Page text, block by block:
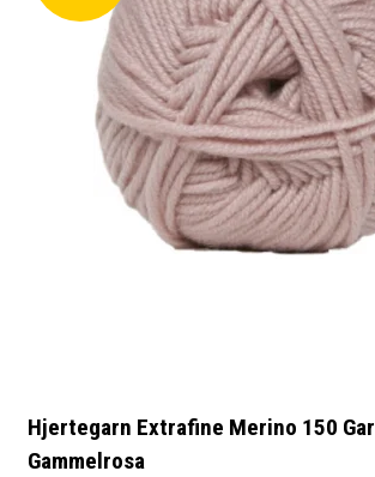
Hjertegarn Extrafine Merino 150
Gammelrosa